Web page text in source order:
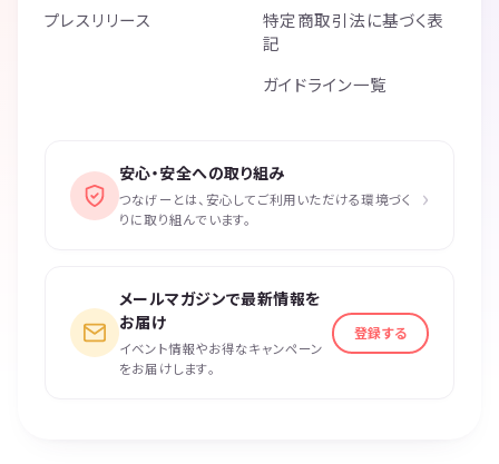
プレスリリース
特定商取引法に基づく表
記
ガイドライン一覧
安心・安全への取り組み
つなげーとは、安心してご利用いただける環境づく
りに取り組んでいます。
›
メールマガジンで最新情報を
お届け
イベント情報やお得なキャンペーン
をお届けします。
登録する